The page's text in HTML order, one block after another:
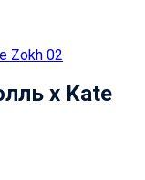
х Kate